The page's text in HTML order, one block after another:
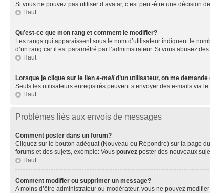
Si vous ne pouvez pas utiliser d’avatar, c’est peut-être une décision
Haut
Qu’est-ce que mon rang et comment le modifier?
Les rangs qui apparaissent sous le nom d’utilisateur indiquent le
d’un rang car il est paramétré par l’administrateur. Si vous abusez
Haut
Lorsque je clique sur le lien e-maild’un utilisateur, on me
Seuls les utilisateurs enregistrés peuvent s’envoyer des e-mails via
Haut
Problèmes liés aux envois de messages
Comment poster dans un forum?
Cliquez sur le bouton adéquat (Nouveau ou Répondre) sur la page
forums et des sujets, exemple: Vous pouvez poster des nouveaux
Haut
Comment modifier ou supprimer un message?
A moins d’être administrateur ou modérateur, vous ne pouvez